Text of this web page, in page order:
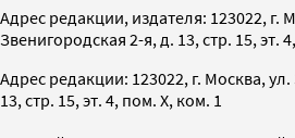
Адрес редакции, издателя: 123022, г.
Звенигородская 2-я, д. 13, стр. 15, эт.
Адрес редакции: 123022, г. Москва,
13, стр. 15, эт. 4, пом. X, ком. 1